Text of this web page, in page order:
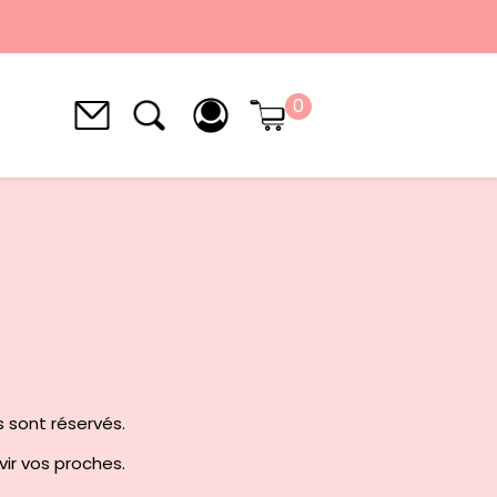
0
sont réservés.
vos proches.